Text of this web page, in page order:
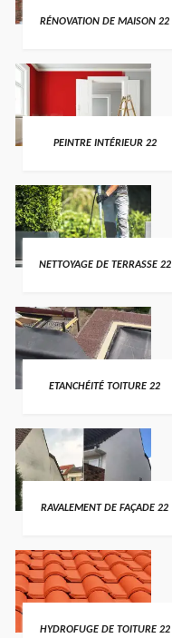
RÉNOVATION DE MAISON 22
PEINTRE INTÉRIEUR 22
NETTOYAGE DE TERRASSE 22
ETANCHÉITÉ TOITURE 22
RAVALEMENT DE FAÇADE 22
HYDROFUGE DE TOITURE 22